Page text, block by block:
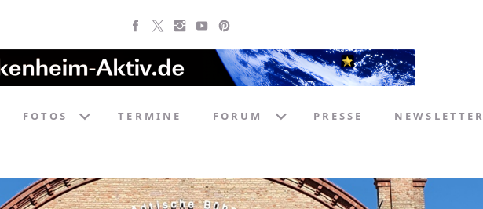
FOTOS TERMINE FORUM PRESSE NEWSLETTER